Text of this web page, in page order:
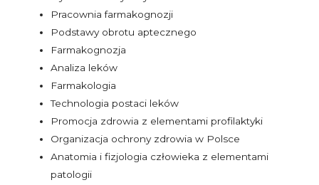
Pracownia farmakognozji
Podstawy obrotu aptecznego
Farmakognozja
Analiza leków
Farmakologia
Technologia postaci leków
Promocja zdrowia z elementami profilaktyki
Organizacja ochrony zdrowia w Polsce
Anatomia i fizjologia człowieka z elementami
patologii